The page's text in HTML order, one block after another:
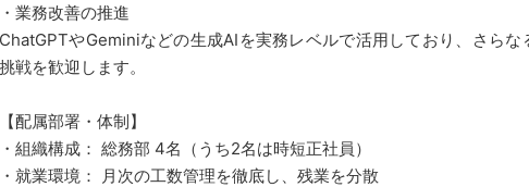
・業務改善の推進
ChatGPTやGeminiなどの生成AIを実務レベルで活用しており、さら
挑戦を歓迎します。
【配属部署・体制】
・組織構成： 総務部 4名（うち2名は時短正社員）
・就業環境： 月次の工数管理を徹底し、残業を分散